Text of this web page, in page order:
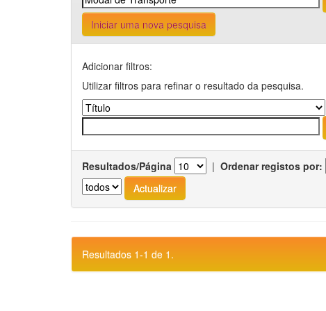
Iniciar uma nova pesquisa
Adicionar filtros:
Utilizar filtros para refinar o resultado da pesquisa.
Resultados/Página | Ordenar registos por:
Resultados 1-1 de 1.